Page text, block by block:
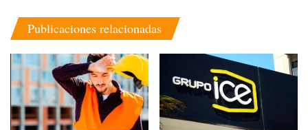
Publicaciones relacionadas